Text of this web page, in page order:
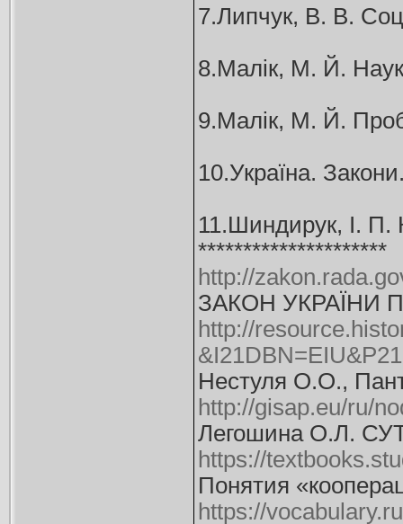
7.Липчук, В. В.
8.Малік, М. Й.
9.Малік, М. Й.
10.Україна.
11.Шиндирук, І. П.
*********************
http://
ЗАКОН УКРАЇНИ
http://
Нестуля О.О.,
http://gisap.eu/ru/
Легошина О.Л.
https://
Понятия
https://